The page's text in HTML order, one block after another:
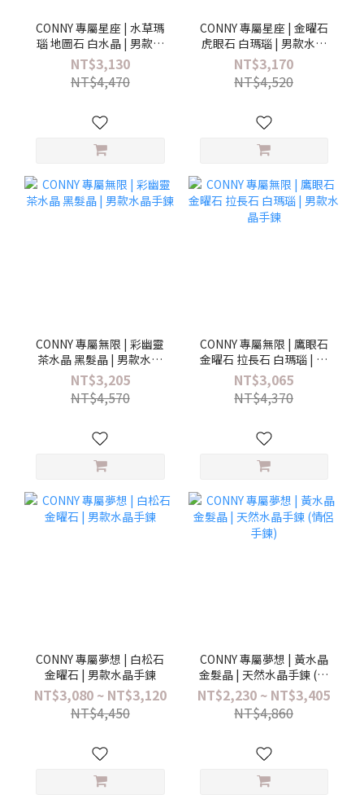
CONNY 專屬星座 | 水草瑪
瑙 地圖石 白水晶 | 男款水
晶手鍊
NT$3,130
NT$4,470
CONNY 專屬星座 | 金曜石
虎眼石 白瑪瑙 | 男款水晶
手鍊
NT$3,170
NT$4,520
CONNY 專屬無限 | 彩幽靈
茶水晶 黑髮晶 | 男款水晶
手鍊
NT$3,205
NT$4,570
CONNY 專屬無限 | 鷹眼石
金曜石 拉長石 白瑪瑙 | 男
款水晶手鍊
NT$3,065
NT$4,370
CONNY 專屬夢想 | 白松石
金曜石 | 男款水晶手鍊
NT$3,080 ~ NT$3,120
NT$4,450
CONNY 專屬夢想 | 黃水晶
金髮晶 | 天然水晶手鍊 (情
侶手鍊)
NT$2,230 ~ NT$3,405
NT$4,860